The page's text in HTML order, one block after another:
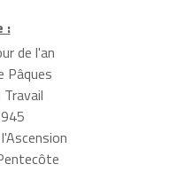
:
de l'an
Pâques